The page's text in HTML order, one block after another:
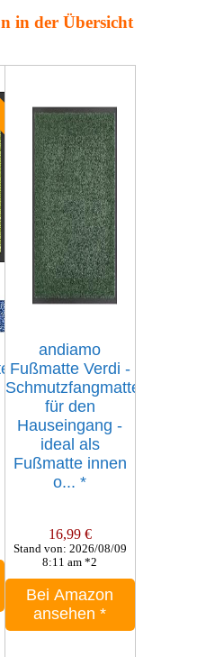
in der Übersicht
andiamo
Fußmatte Verdi -
Schmutzfangmatte
für den
Hauseingang -
ideal als
Fußmatte innen
o...*
16,99 €
Stand von: 2026/08/09
8:11 am *2
Bei Amazon
ansehen*